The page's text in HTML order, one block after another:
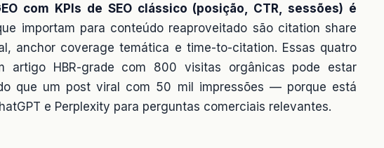
com KPIs de SEO clássico (posição, CTR, sessões) é
importam para conteúdo reaproveitado são citation share
anchor coverage temática e time-to-citation. Essas quatro
artigo HBR-grade com 800 visitas orgânicas pode estar
que um post viral com 50 mil impressões — porque está
e Perplexity para perguntas comerciais relevantes.